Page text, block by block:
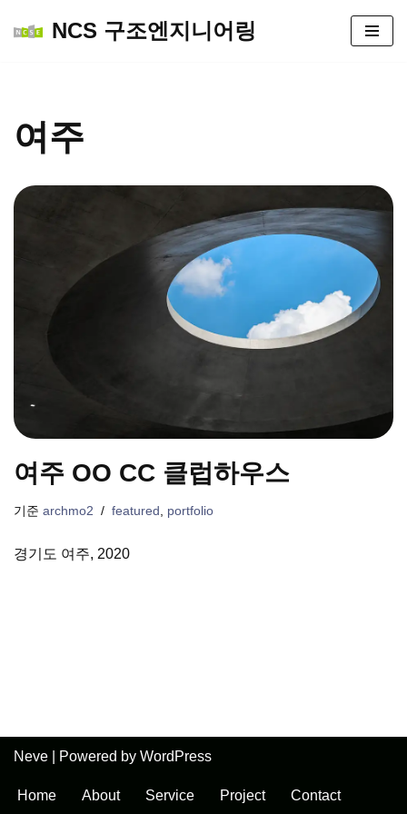
로
건
뛰
NCS 구조엔지니어링
여주
여주 OO CC 클럽하우스
기준 archmo2 featured portfolio
경기도 여주, 2020
Neve | Powered by WordPress
Home About Service Project Contact